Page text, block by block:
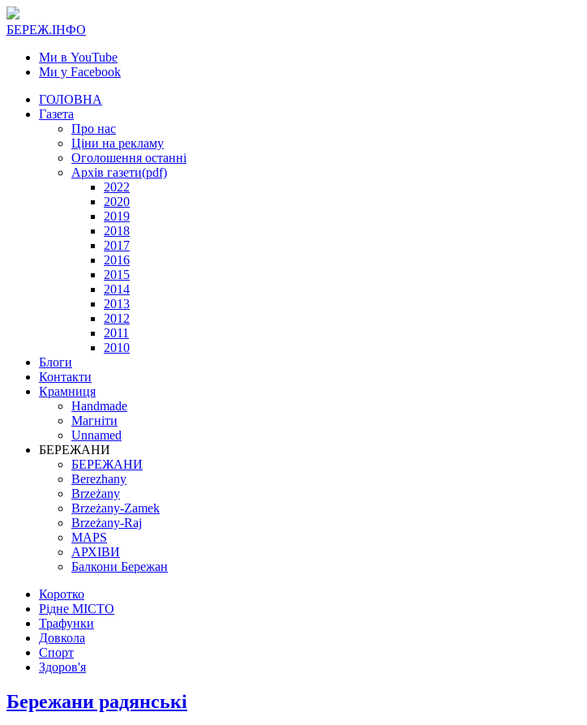
БЕРЕЖ.ІНФО
Ми в YouTube
Ми у Facebook
ГОЛОВНА
Газета
Про нас
Ціни на рекламу
Оголошення останні
Архів газети(pdf)
2022
2020
2019
2018
2017
2016
2015
2014
2013
2012
2011
2010
Блоги
Контакти
Крамниця
Handmade
Магніти
Unnamed
БЕРЕЖАНИ
БЕРЕЖАНИ
Berezhany
Brzeżany
Brzeżany-Zamek
Brzeżany-Raj
MAPS
АРХІВИ
Балкони Бережан
Коротко
Рідне МІСТО
Трафунки
Довкола
Спорт
Здоров'я
Бережани радянські